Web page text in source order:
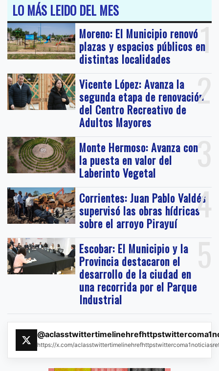
LO MÁS LEIDO DEL MES
1
Moreno: El Municipio renovó
plazas y espacios públicos en
distintas localidades
2
Vicente López: Avanza la
segunda etapa de renovación
del Centro Recreativo de
Adultos Mayores
3
Monte Hermoso: Avanza con
la puesta en valor del
Laberinto Vegetal
4
Corrientes: Juan Pablo Valdés
supervisó las obras hídricas
sobre el arroyo Pirayuí
5
Escobar: El Municipio y la
Provincia destacaron el
desarrollo de la ciudad en
una recorrida por el Parque
Industrial
https://x.com/